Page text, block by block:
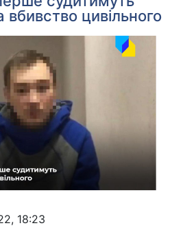
вбивство цивільного
18:23